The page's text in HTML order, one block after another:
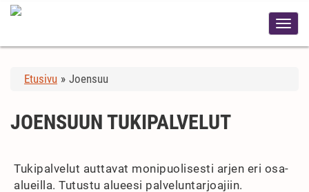
Etusivu » Joensuu
JOENSUUN TUKIPALVELUT
Tukipalvelut auttavat monipuolisesti arjen eri osa-
alueilla. Tutustu alueesi palveluntarjoajiin.